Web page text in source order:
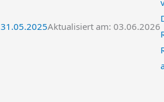
31.05.2025Aktualisiert am: 03.06.2026